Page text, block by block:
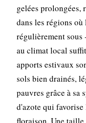
gelées prolongées,
dans les régions
régulièrement sous
au climat local
apports estivaux
sols bien drainés,
pauvres grâce à sa
d'azote qui